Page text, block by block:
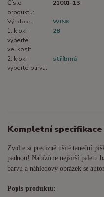
Číslo
produktu:
21001-13
Výrobce:
WINS
1. krok -
vyberte
velikost:
28
2. krok -
vyberte barvu:
stříbrná
Kompletní specifikace
Zvolte si precizně ušité taneční
padnou! Nabízíme nejširší paletu
barvu a náhledový obrázek se
Popis produktu: